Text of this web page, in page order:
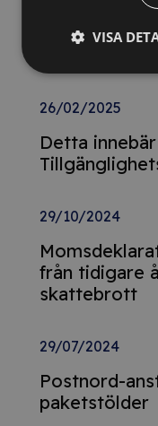
Nya
svenska
26/02/2025
Detta innebär
29/10/2024
från tidigare
skattebrott
29/07/2024
Postnord-
paketstölder
VISA